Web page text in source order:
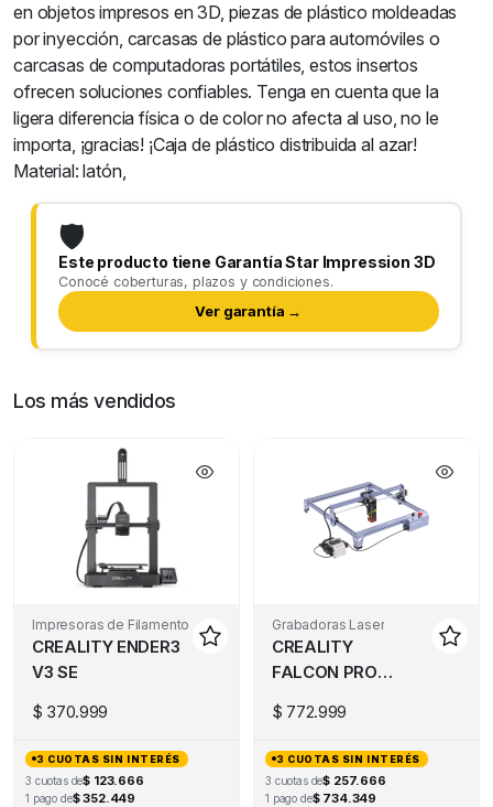
en objetos impresos en 3D, piezas de plástico moldeadas
por inyección, carcasas de plástico para automóviles o
carcasas de computadoras portátiles, estos insertos
ofrecen soluciones confiables. Tenga en cuenta que la
ligera diferencia física o de color no afecta al uso, no le
importa, ¡gracias! ¡Caja de plástico distribuida al azar!
Material: latón,
🛡️
Este producto tiene Garantía Star Impression 3D
Conocé coberturas, plazos y condiciones.
Ver garantía →
Los más vendidos
Impresoras de Filamento
CREALITY ENDER3
V3 SE
$ 370.999
3 CUOTAS SIN INTERÉS
3 cuotas de$ 123.666
1 pago de$ 352.449
Grabadoras Laser
CREALITY
FALCON PRO
$ 772.999
3 CUOTAS SIN INTERÉS
3 cuotas de$ 257.666
1 pago de$ 734.349